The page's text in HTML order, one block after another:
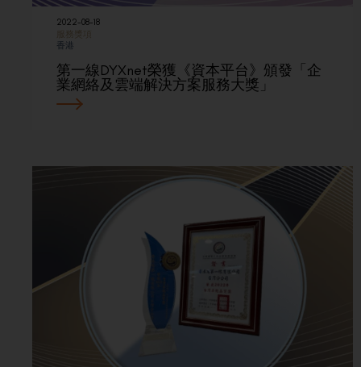
2022-08-18
服務獎項
香港
第一線DYXnet榮獲《資本平台》頒發「企
業網絡及雲端解決方案服務大獎」